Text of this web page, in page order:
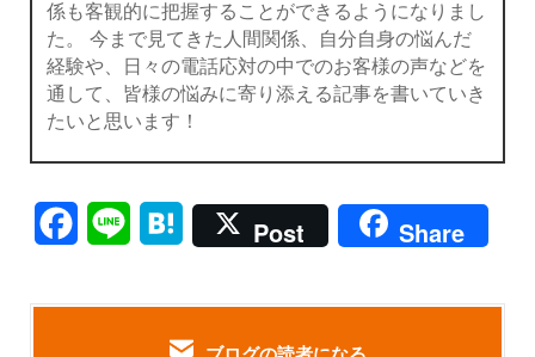
係も客観的に把握することができるようになりまし
た。 今まで見てきた人間関係、自分自身の悩んだ
経験や、日々の電話応対の中でのお客様の声などを
通して、皆様の悩みに寄り添える記事を書いていき
たいと思います！
Facebook
Line Hatena
Post Share